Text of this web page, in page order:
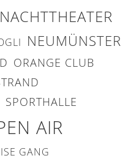
NEUMÜNSTER
ORANGE CLUB
SPORTHALLE
AIR
GANG